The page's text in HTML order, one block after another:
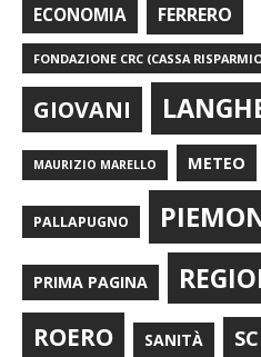
ECONOMIA FERRERO
FONDAZIONE CRC (CASSA
GIOVANI
MAURIZIO MARELLO METEO
PALLAPUGNO
PRIMA PAGINA
ROERO SANITÀ